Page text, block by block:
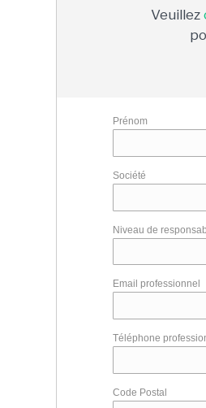
Veuillez
Prénom
Société
Niveau de
Email professionnel
Téléphone
Code Postal